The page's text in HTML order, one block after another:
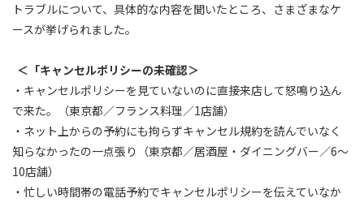
トラブルについて、具体的な内容を聞いたところ、さまざまなケ
ースが挙げられました。
＜「キャンセルポリシーの未確認＞
・キャンセルポリシーを見ていないのに直接来店して怒鳴り込ん
で来た。（東京都／フランス料理／1店舗）
・ネット上からの予約にも拘らずキャンセル規約を読んでいなく
知らなかったの一点張り（東京都／居酒屋・ダイニングバー／6～
10店舗）
・忙しい時間帯の電話予約でキャンセルポリシーを伝えていなか